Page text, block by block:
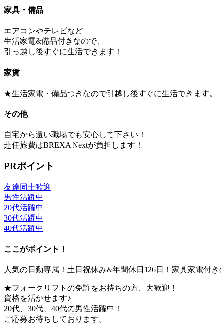
家具・備品
エアコンやテレビなど
生活家電&備品付きなので、
引っ越し後すぐに生活できます！
家賃
★生活家電・備品つきなので引越し後すぐに生活できます。
その他
自宅から遠い職場でも安心して下さい！
赴任旅費はBREXA Nextが負担します！
PRポイント
友達同士歓迎
男性活躍中
20代活躍中
30代活躍中
40代活躍中
ここがポイント！
人気の日勤専属！土日祝休み&年間休日126日！家具家電付き
★フォークリフトの免許をお持ちの方、大歓迎！
資格を活かせます♪
20代、30代、40代の男性活躍中！
ご応募お待ちしております。